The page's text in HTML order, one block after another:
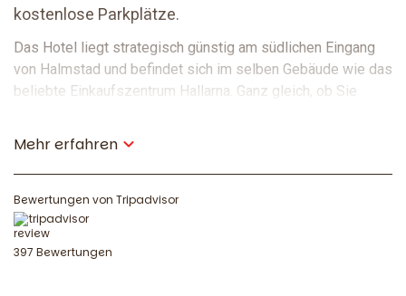
kostenlose Parkplätze.
Das Hotel liegt strategisch günstig am südlichen Eingang
von Halmstad und befindet sich im selben Gebäude wie das
beliebte Einkaufszentrum Hallarna. Ganz gleich, ob Sie
oder ein entspanntes Wochenende in Halmstad verbringen,
hinaus sind wir ein hundefreundliches Hotel, in dem auch Ihr
vierbeiniger Freund herzlich willkommen ist!
Mehr erfahren
Bewertungen von Tripadvisor
397 Bewertungen